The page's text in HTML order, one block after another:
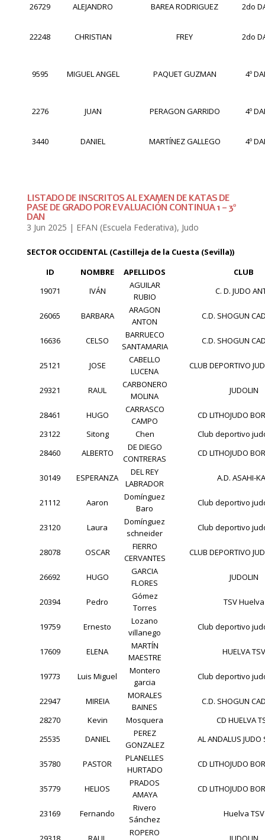
26729 ALEJANDRO BAREA RODRIGUEZ 2do
22248 CHRISTIAN FREY 2do
9595 MIGUEL ANGEL PAQUET GUZMAN 4º
2276 JUAN PERAGON GARRIDO 4º
3440 DANIEL MARTÍNEZ GALLEGO 4º
LISTADO DE INSCRITOS AL EXAMEN DE KATAS DE
PASE DE GRADO POR EVALUACIÓN CONTINUA 1 – 3º
DAN
3 Jun 2025 | EFAN (Escuela Federativa), Judo
SECTOR OCCIDENTAL (Castilleja de la Cuesta (Sevilla))
ID
NOMBRE APELLIDOS
CLUB
19071
IVÁN
AGUILAR
RUBIO
C. D. JUDO
26065 BARBARA
ARAGON
ANTON
C.D. SHOGUN
16636 CELSO
BARRUECO
SANTAMARIA
C.D. SHOGUN
25121 JOSE
CABELLO
LUCENA
CLUB DEPORTIVO
29321 RAUL
CARBONERO
MOLINA
JUDOLIN
28461 HUGO
CARRASCO
CAMPO
CD LITHOJUDO
23122
Sitong Chen
Club deportivo
28460
ALBERTO
DE DIEGO
CONTRERAS
CD LITHOJUDO
30149 ESPERANZA
DEL REY
LABRADOR
A.D. ASAHI-
21112 Aaron
Domínguez
Baro
Club deportivo
23120 Laura
Domínguez
schneider
Club deportivo
28078 OSCAR
FIERRO
CERVANTES
CLUB DEPORTIVO
26692 HUGO
GARCIA
FLORES
JUDOLIN
20394 Pedro
Gómez
Torres
TSV Huelva
19759 Ernesto
Lozano
villanego
Club deportivo
17609 ELENA
MARTÍN
MAESTRE
HUELVA TSV
19773 Luis Miguel
Montero
garcia
Club deportivo
22947 MIREIA
MORALES
BAINES
C.D. SHOGUN
28270
Kevin Mosquera
CD HUELVA
25535
DANIEL
PEREZ
GONZALEZ
AL ANDALUS JUDO
35780 PASTOR
PLANELLES
HURTADO
CD LITHOJUDO
35779 HELIOS
PRADOS
AMAYA
CD LITHOJUDO
23169 Fernando
Rivero
Sánchez
Huelva TSV
ROPERO